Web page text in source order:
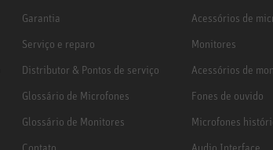
Garantia
Serviço e reparo
Distributor & Pontos de serviço
Glossário de Microfones
Glossário de Monitores
Acessórios de
Monitores
Acessórios de
Fones de ouvido
Microfones